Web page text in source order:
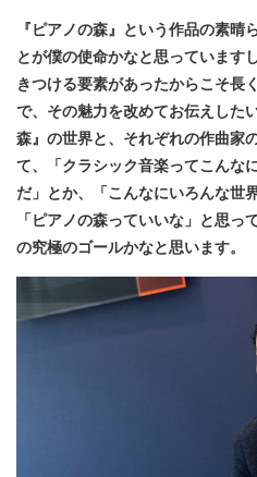
『ピアノの森』という作品の素晴
とが僕の使命かなと思っています
きつける要素があったからこそ長
で、その魅力を改めてお伝えした
森』の世界と、それぞれの作曲家
て、「クラシック音楽ってこんな
だ」とか、「こんなにいろんな世
「ピアノの森っていいな」と思
の究極のゴールかなと思います。